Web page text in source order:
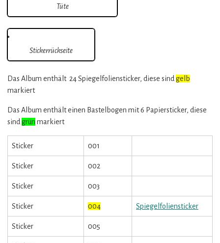
Tüte
Stickerrückseite
Das Album enthält 24 Spiegelfoliensticker, diese sind gelb
markiert
Das Album enthält einen Bastelbogen mit 6 Papiersticker, diese
sind grün markiert
Sticker 001
Sticker 002
Sticker 003
Sticker 004 Spiegelfoliensticker
Sticker 005